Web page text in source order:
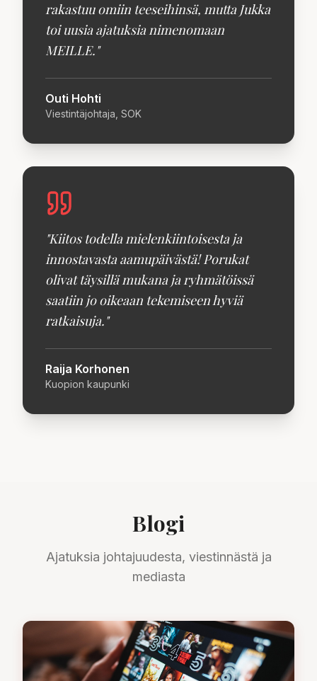
rakastuu omiin teeseihinsä, mutta Jukka
toi uusia ajatuksia nimenomaan
MEILLE."
Outi Hohti
Viestintäjohtaja, SOK
"Kiitos todella mielenkiintoisesta ja
innostavasta aamupäivästä! Porukat
olivat täysillä mukana ja ryhmätöissä
saatiin jo oikeaan tekemiseen hyviä
ratkaisuja."
Raija Korhonen
Kuopion kaupunki
Blogi
Ajatuksia johtajuudesta, viestinnästä ja
mediasta